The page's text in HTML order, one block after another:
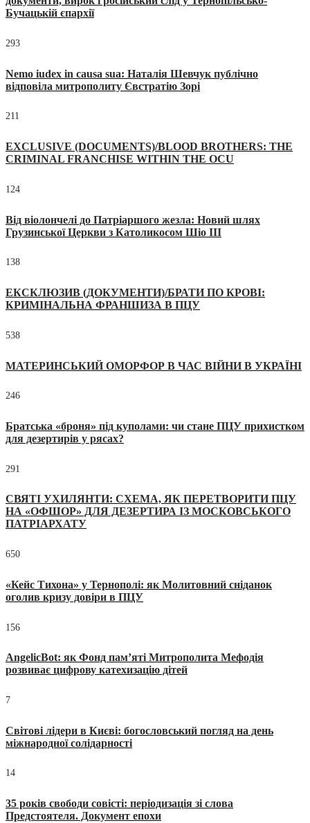
Бучацькій єпархії
293
Nemo iudex in causa sua: Наталія Шевчук публічно
відповіла митрополиту Євстратію Зорі
211
EXCLUSIVE (DOCUMENTS)/BLOOD BROTHERS: THE
CRIMINAL FRANCHISE WITHIN THE OCU
124
Від віолончелі до Патріаршого жезла: Новий шлях
Грузинської Церкви з Католикосом Шіо III
138
ЕКСКЛЮЗИВ (ДОКУМЕНТИ)/БРАТИ ПО КРОВІ:
КРИМІНАЛЬНА ФРАНШИЗА В ПЦУ
538
МАТЕРИНСЬКИЙ ОМОРФОР В ЧАС ВІЙНИ В УКРАЇНІ
246
Братська «броня» під куполами: чи стане ПЦУ прихистком
для дезертирів у рясах?
291
СВЯТІ УХИЛЯНТИ: СХЕМА, ЯК ПЕРЕТВОРИТИ ПЦУ
НА «ОФШОР» ДЛЯ ДЕЗЕРТИРА ІЗ МОСКОВСЬКОГО
ПАТРІАРХАТУ
650
«Кейс Тихона» у Тернополі: як Молитовний сніданок
оголив кризу довіри в ПЦУ
156
AngelicBot: як Фонд пам’яті Митрополита Мефодія
розвиває цифрову катехизацію дітей
7
Світові лідери в Києві: богословський погляд на день
міжнародної солідарності
14
35 років свободи совісті: періодизація зі слова
Предстоятеля. Документ епохи